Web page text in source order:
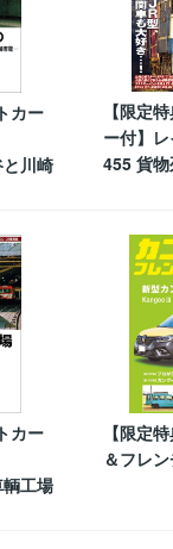
カー
川崎
【限定
ー付】
455 貨
カー
工場
【限定
＆フレ